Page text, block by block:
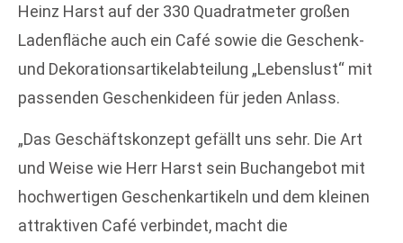
Heinz Harst auf der 330 Quadratmeter großen
Ladenfläche auch ein Café sowie die Geschenk-
und Dekorationsartikelabteilung „Lebenslust“ mit
passenden Geschenkideen für jeden Anlass.
„Das Geschäftskonzept gefällt uns sehr. Die Art
und Weise wie Herr Harst sein Buchangebot mit
hochwertigen Geschenkartikeln und dem kleinen
attraktiven Café verbindet, macht die